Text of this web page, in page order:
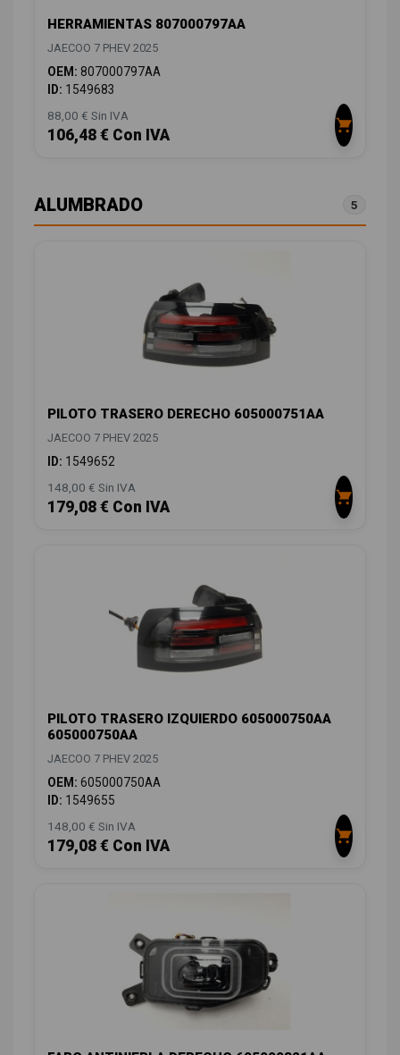
HERRAMIENTAS 807000797AA
JAECOO 7 PHEV 2025
OEM: 807000797AA
ID: 1549683
88,00 € Sin IVA
106,48 € Con IVA
ALUMBRADO 5
PILOTO TRASERO DERECHO 605000751AA
JAECOO 7 PHEV 2025
ID: 1549652
148,00 € Sin IVA
179,08 € Con IVA
PILOTO TRASERO IZQUIERDO 605000750AA
605000750AA
JAECOO 7 PHEV 2025
OEM: 605000750AA
ID: 1549655
148,00 € Sin IVA
179,08 € Con IVA